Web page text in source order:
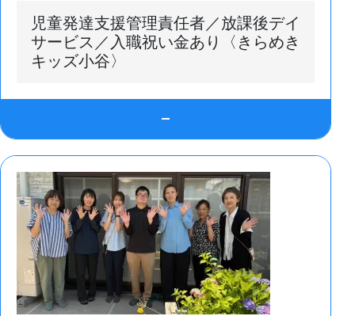
児童発達支援管理責任者／放課後デイ
サービス／入職祝い金あり〈きらめき
キッズ小谷〉